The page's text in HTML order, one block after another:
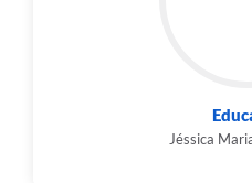
Jéssica